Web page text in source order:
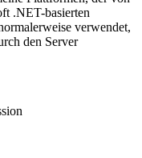
.NET-basierten
verwendet,
den Server